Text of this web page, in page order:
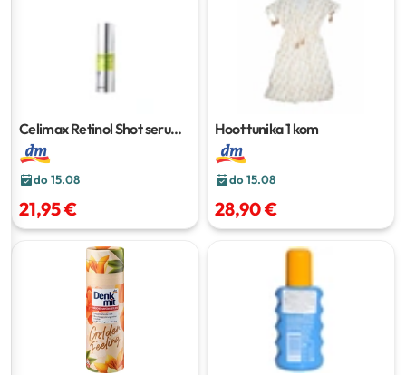
Celimax Retinol Shot serum
30 ml
do 15.08
21,95 €
Hoot tunika1 kom
do 15.08
28,90 €